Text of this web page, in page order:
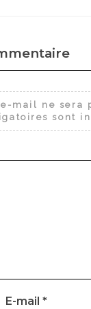
mail ne sera
sont
E-mail *